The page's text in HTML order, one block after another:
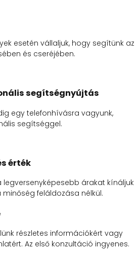
esetén vállaljuk, hogy segítünk az
és cseréjében.
segítségnyújtás
egy telefonhívásra vagyunk,
segítséggel.
érték
legversenyképesebb árakat kínáljuk
feláldozása nélkül.
részletes információkért vagy
Az első konzultáció ingyenes.